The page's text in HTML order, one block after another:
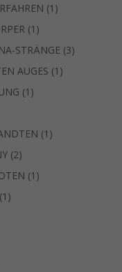
1 1
1 1
Produkt
STRÄNGE 33
AUGES 1 1
1 1
1 1
22
Produkte
1 1
1 1